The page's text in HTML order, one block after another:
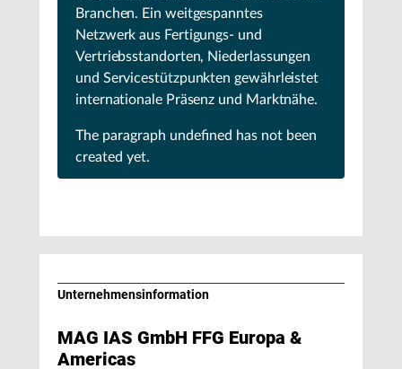
Branchen. Ein weitgespanntes
Netzwerk aus Fertigungs- und
Vertriebsstandorten, Niederlassungen
und Servicestützpunkten gewährleistet
internationale Präsenz und Marktnähe.
The paragraph undefined has not been
created yet.
Unternehmens­information
MAG IAS GmbH FFG Europa &
Americas